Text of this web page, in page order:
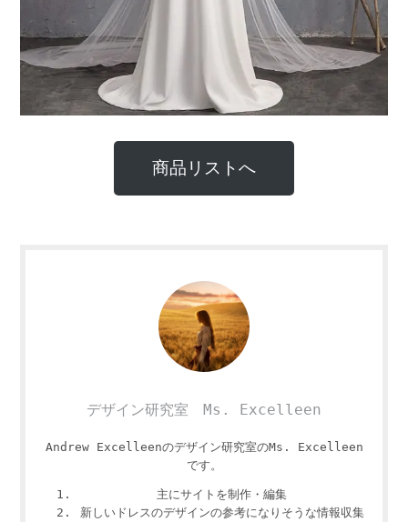
商品リストへ
デザイン研究室 Ms. Excelleen
Andrew Excelleenのデザイン研究室のMs. Excelleen
です。
主にサイトを制作・編集
新しいドレスのデザインの参考になりそうな情報収集